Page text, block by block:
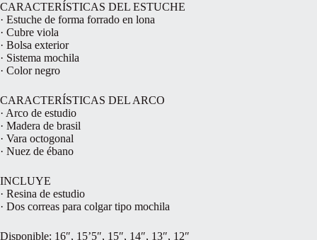
CARACTERÍSTICAS DEL ESTUCHE
· Estuche de forma forrado en lona
· Cubre viola
· Bolsa exterior
· Sistema mochila
· Color negro
CARACTERÍSTICAS DEL ARCO
· Arco de estudio
· Madera de brasil
· Vara octogonal
· Nuez de ébano
INCLUYE
· Resina de estudio
· Dos correas para colgar tipo mochila
Disponible: 16″, 15’5″, 15″, 14″, 13″, 12″